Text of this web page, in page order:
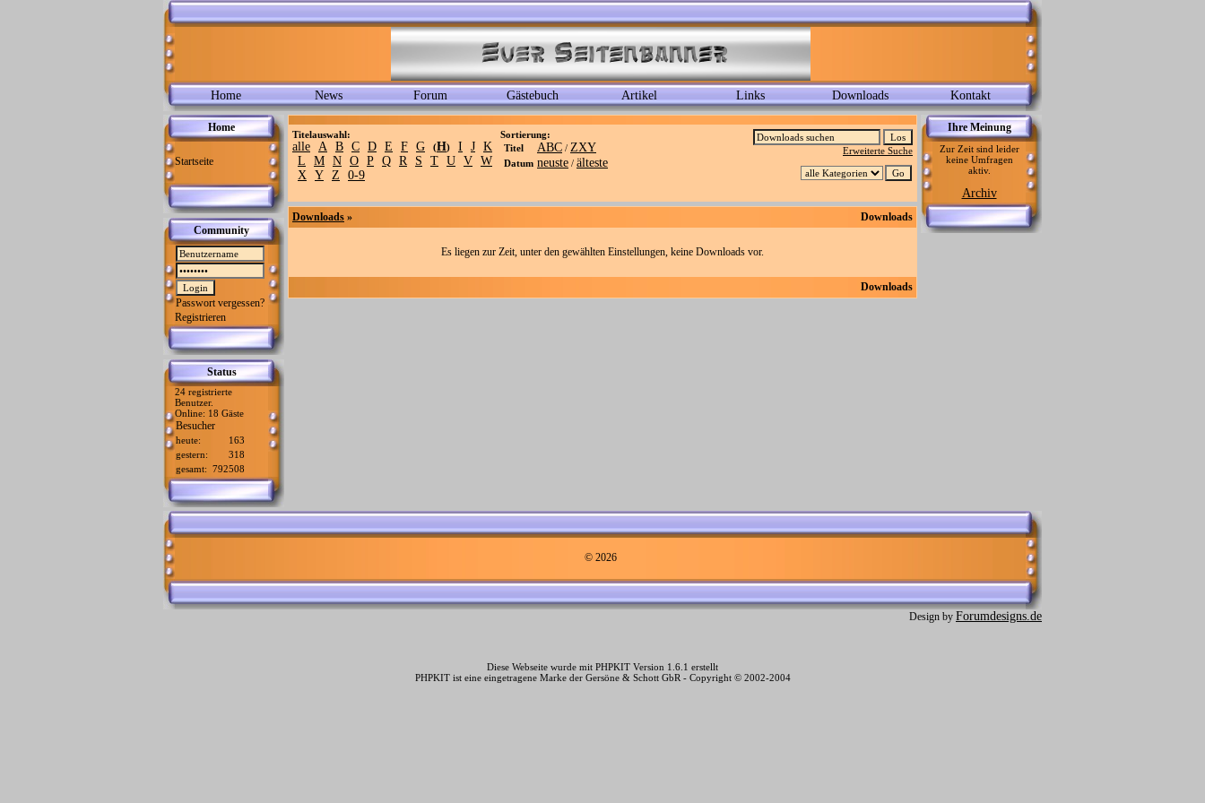
Home News Forum Gästebuch Artikel Links Downloads Kontakt
Home
Startseite
Community
Passwort vergessen?
Registrieren
Status
24 registrierte
Benutzer.
Online: 18 Gäste
Besucher
heute:
163
gestern:
318
gesamt: 792508
Titelauswahl:
alle A B C D E F G (H) I J K
L
M N O P Q R S T U V W
X Y Z 0-9
Sortierung:
Titel
ABC / ZXY
Datum neuste / älteste
Erweiterte Suche
Downloads » Downloads
Es liegen zur Zeit, unter den gewählten Einstellungen, keine Downloads vor.
Downloads
Ihre Meinung
Zur Zeit sind leider
keine Umfragen
aktiv.
Archiv
© 2026
Design by Forumdesigns.de
Diese Webseite wurde mit PHPKIT Version 1.6.1 erstellt
PHPKIT ist eine eingetragene Marke der Gersöne & Schott GbR - Copyright © 2002-2004